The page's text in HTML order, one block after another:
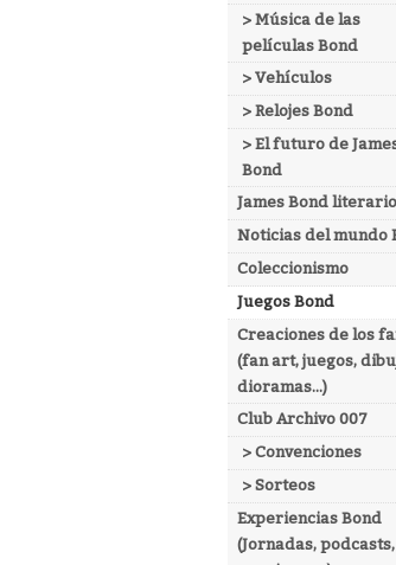
> Música de las
películas Bond
> Vehículos
> Relojes Bond
> El futuro de
Bond
James Bond literario
Noticias del mundo
Coleccionismo
Juegos Bond
Creaciones de los
(fan art, juegos,
dioramas...)
Club Archivo 007
> Convenciones
> Sorteos
Experiencias Bond
(Jornadas, podcasts,